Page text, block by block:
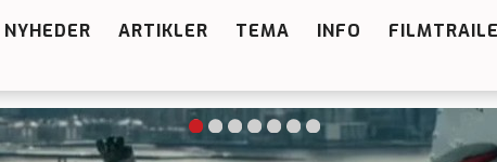
NYHEDER ARTIKLER TEMA INFO